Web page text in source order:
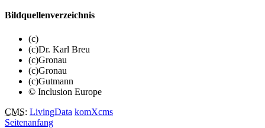
Bildquellenverzeichnis
(c)
(c)Dr. Karl Breu
(c)Gronau
(c)Gronau
(c)Gutmann
© Inclusion Europe
CMS: LivingData komXcms
Seitenanfang